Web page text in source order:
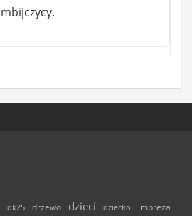
dk25 drzewo dzieci dziecko
impreza